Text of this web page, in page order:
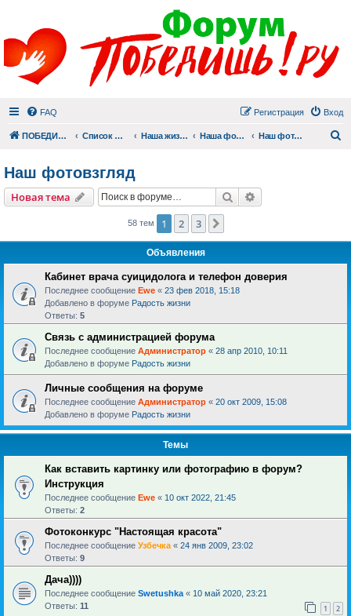
FAQ Вход
Регистрация
ПОБЕДИШЬ.РУ Список форумов Наша жизнь (не всё же о суициде!) Наша фотогалерея Наш фотовзгляд
Наш фотовзгляд
Новая тема Поиск
58 тем 1 2 3
Объявления
Кабинет врача суицидолога и телефон доверия
Последнее сообщение Ewe « 23 фев 2018, 15:18
Добавлено в форуме Радость жизни
Ответы: 5
Связь с администрацией форума
Последнее сообщение Администратор « 28 апр 2010, 10:11
Добавлено в форуме Радость жизни
Личные сообщения на форуме
Последнее сообщение Администратор « 20 окт 2009, 15:08
Добавлено в форуме Радость жизни
Темы
Как вставить картинку или фотографию в форум?
Инструкция
Последнее сообщение Ewe « 10 окт 2022, 21:45
Ответы: 2
Фотоконкурс "Настоящая красота"
Последнее сообщение Узбечка « 24 янв 2009, 23:02
Ответы: 9
Дача))))
Последнее сообщение Swetushka « 10 май 2020, 23:21
Ответы: 11 1 2